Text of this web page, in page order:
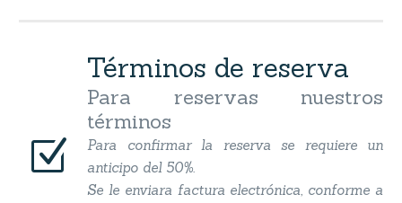
Z
Z
Términos de reserva
Para reservas nuestros
términos
Para confirmar la reserva se requiere un
anticipo del 50%.
Se le enviara factura electrónica, conforme a